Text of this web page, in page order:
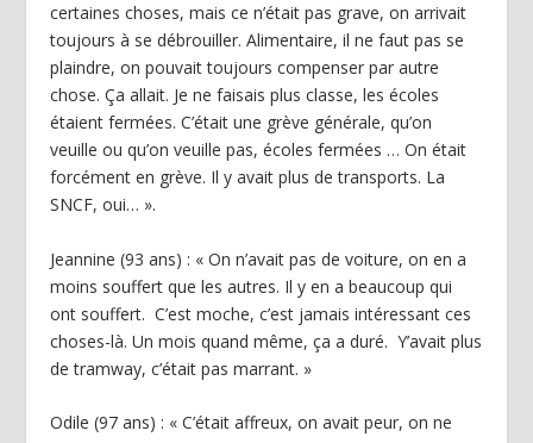
certaines choses, mais ce n’était pas grave, on arrivait
toujours à se débrouiller. Alimentaire, il ne faut pas se
plaindre, on pouvait toujours compenser par autre
chose. Ça allait. Je ne faisais plus classe, les écoles
étaient fermées. C’était une grève générale, qu’on
veuille ou qu’on veuille pas, écoles fermées … On était
forcément en grève. Il y avait plus de transports. La
SNCF, oui… ».
Jeannine (93 ans) : « On n’avait pas de voiture, on en a
moins souffert que les autres. Il y en a beaucoup qui
ont souffert. C’est moche, c’est jamais intéressant ces
choses-là. Un mois quand même, ça a duré. Y’avait plus
de tramway, c’était pas marrant. »
Odile (97 ans) : « C’était affreux, on avait peur, on ne